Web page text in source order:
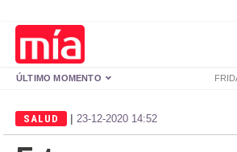
ÚLTIMO MOMENTO
SALUD | 23-12-2020 14:52